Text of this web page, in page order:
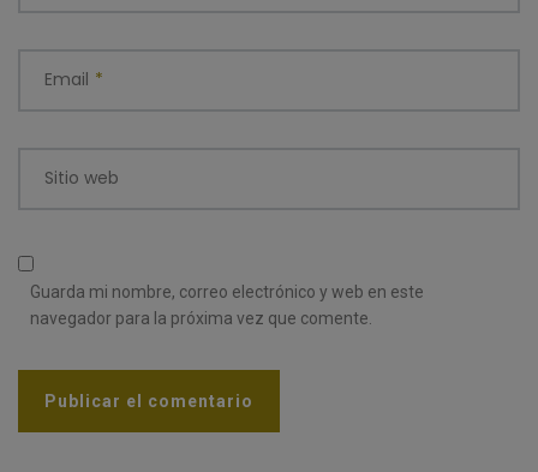
Email *
Sitio web
Guarda mi nombre, correo electrónico y web en este
navegador para la próxima vez que comente.